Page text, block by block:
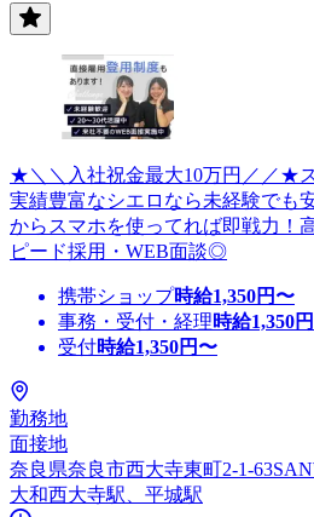
★＼＼入社祝金最大10万円／／★
実績豊富なシエロなら未経験でも
からスマホを使ってれば即戦力！
ピード採用・WEB面談◎
携帯ショップ時給1,350円〜
事務・受付・経理時給1,350
受付時給1,350円〜
勤務地
面接地
奈良県奈良市西大寺東町2-1-
大和西大寺駅、平城駅